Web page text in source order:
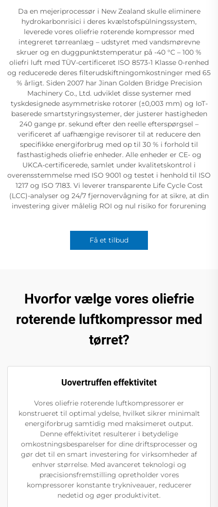
Da en mejeriprocessør i New Zealand skulle eliminere
hydrokarbonrisici i deres kvælstofspülningssystem,
leverede vores oliefrie roterende kompressor med
integreret tørreanlæg – udstyret med vandsmørevne
skruer og en duggpunktstemperatur på -40 °C – 100 %
oliefri luft med TÜV-certificeret ISO 8573-1 Klasse 0-renhed
og reducerede deres filterudskiftningomkostninger med 65
% årligt. Siden 2007 har Jinan Golden Bridge Precision
Machinery Co., Ltd. udviklet disse systemer med
tyskdesignede asymmetriske rotorer (±0,003 mm) og IoT-
baserede smartstyringsystemer, der justerer hastigheden
240 gange pr. sekund efter den reelle efterspørgsel –
verificeret af uafhængige revisorer til at reducere den
specifikke energiforbrug med op til 30 % i forhold til
fasthastigheds oliefrie enheder. Alle enheder er CE- og
UKCA-certificerede, samlet under kvalitetskontrol i
overensstemmelse med ISO 9001 og testet i henhold til ISO
1217 og ISO 7183. Vi leverer transparente Life Cycle Cost
(LCC)-analyser og 24/7 fjernovervågning for at sikre, at din
investering giver målelig ROI og nul risiko for forurening
Få et tilbud
Hvorfor vælge vores oliefrie
roterende luftkompressor med
tørret?
Uovertruffen effektivitet
Vores oliefrie roterende luftkompressorer er
konstrueret til optimal ydelse, hvilket sikrer minimalt
energiforbrug samtidig med maksimeret output.
Denne effektivitet resulterer i betydelige
omkostningsbesparelser for dine driftsprocesser og
gør det til en smart investering for virksomheder af
enhver størrelse. Med avanceret teknologi og
præcisionsfremstilling opretholder vores
kompressorer konstante trykniveauer, reducerer
nedetid og øger produktivitet.